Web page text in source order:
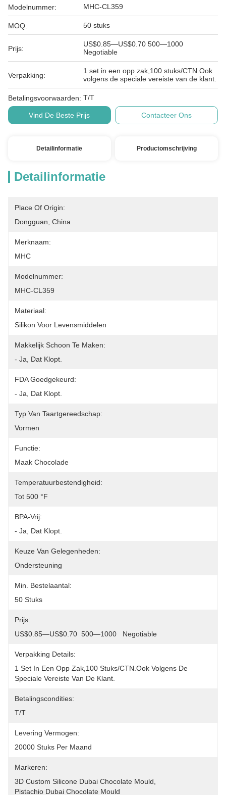
Modelnummer: MHC-CL359
MOQ: 50 stuks
Prijs:
US$0.85—US$0.70 500—1000
Negotiable
Verpakking:
1 set in een opp zak,100 stuks/CTN.Ook
volgens de speciale vereiste van de klant.
Betalingsvoorwaarden: T/T
Vind De Beste Prijs Contacteer Ons
Detailinformatie Productomschrijving
Detailinformatie
Place Of Origin:
Dongguan, China
Merknaam:
MHC
Modelnummer:
MHC-CL359
Materiaal:
Silikon Voor Levensmiddelen
Makkelijk Schoon Te Maken:
- Ja, Dat Klopt.
FDA Goedgekeurd:
- Ja, Dat Klopt.
Typ Van Taartgereedschap:
Vormen
Functie:
Maak Chocolade
Temperatuurbestendigheid:
Tot 500 °F
BPA-Vrij:
- Ja, Dat Klopt.
Keuze Van Gelegenheden:
Ondersteuning
Min. Bestelaantal:
50 Stuks
Prijs:
US$0.85—US$0.70  500—1000   Negotiable
Verpakking Details:
1 Set In Een Opp Zak,100 Stuks/CTN.Ook Volgens De
Speciale Vereiste Van De Klant.
Betalingscondities:
T/T
Levering Vermogen:
20000 Stuks Per Maand
Markeren:
3D Custom Silicone Dubai Chocolate Mould
Pistachio Dubai Chocolate Mould